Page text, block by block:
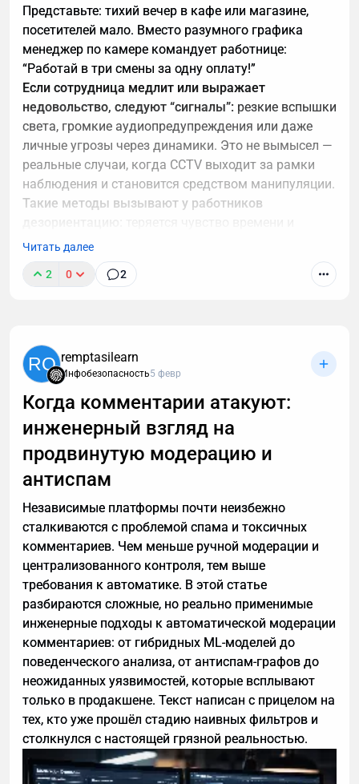
Представьте: тихий вечер в кафе или магазине,
посетителей мало. Вместо разумного графика
менеджер по камере командует работнице:
“Работай в три смены за одну оплату!”
Если сотрудница медлит или выражает
недовольство, следуют “сигналы”: резкие вспышки
света, громкие аудиопредупреждения или даже
личные угрозы через динамики. Это не вымысел —
реальные случаи, когда CCTV выходит за рамки
наблюдения и становится средством манипуляции.
Такие методы вызывают у работников
пространства. Девушка, вынужденная вкалывать
сверх нормы без доплаты, начинает путаться в
сменах, забывать маршруты по залу, чувствовать
Нарушения норм и последствий
• Моральные и этические: Контроль поведения
через страх — это современное рабство,
противоречащее принципам достоинства человека.
• Религиозные: В православии, исламе или
буддизме эксплуатация ближнего осуждается как
грех. “Не угнетаи ближнего твоего” (Исх. 22:21) —
• Юридические: Превышение полномочий (ст. 286
УК РФ), нарушение приватности (ФЗ-152 “О
персональных данных”) и mobbing
(психологический террор на работе).
Жертвы молчат из страха увольнения, но это
разрушает команды и бизнес в долгосрочной
перспективе.
Руководители рискуют штрафами до 200 000 руб. и
уголовкой.
Что делать работникам и как менять систему
• Фиксируйте инциденты: видео с телефона, записи
аудио.
• Жалуйтесь в трудовую инспекцию (rostrud.gov.ru)
или прокуратуру.
• Организуйте профсоюз или анонимные чаты для
Читать далее
2 0 2
RQ remptasilearn
Инфобезопасность5 февр
Когда комментарии атакуют:
инженерный взгляд на
продвинутую модерацию и
антиспам
Независимые платформы почти неизбежно
сталкиваются с проблемой спама и токсичных
комментариев. Чем меньше ручной модерации и
централизованного контроля, тем выше
требования к автоматике. В этой статье
разбираются сложные, но реально применимые
инженерные подходы к автоматической модерации
комментариев: от гибридных ML-моделей до
поведенческого анализа, от антиспам-графов до
неожиданных уязвимостей, которые всплывают
только в продакшене. Текст написан с прицелом на
тех, кто уже прошёл стадию наивных фильтров и
столкнулся с настоящей грязной реальностью.